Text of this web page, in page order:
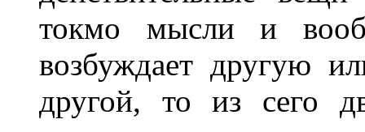
токмо мысли и
возбуждает другую
другой, то из сего